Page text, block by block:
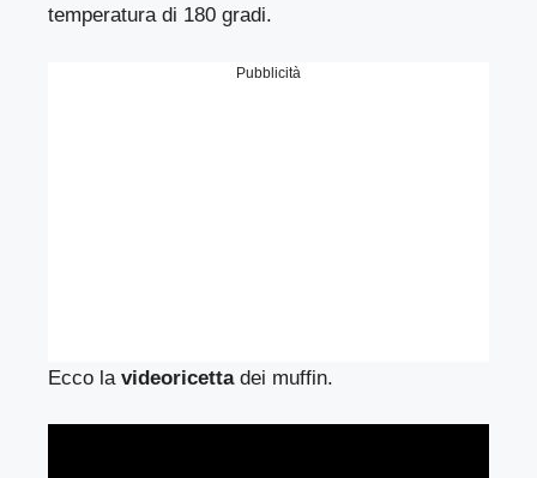
temperatura di 180 gradi.
Pubblicità
Ecco lavideoricettadei muffin.